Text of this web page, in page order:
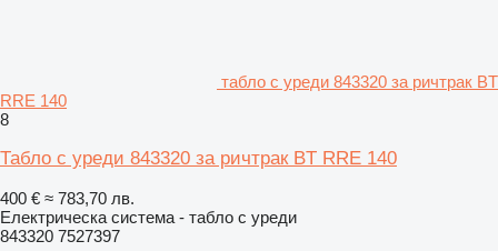
табло с уреди 843320 за ричтрак BT
RRE 140
8
Табло с уреди 843320 за ричтрак BT RRE 140
400 € ≈ 783,70 лв.
Електрическа система - табло с уреди
843320 7527397